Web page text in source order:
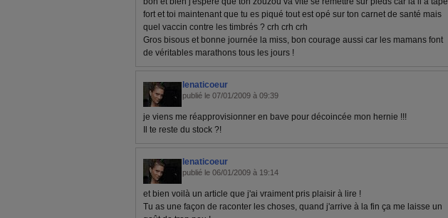
fort et toi maintenant que tu es piqué tout est opé sur ton carnet de santé mais
quel vaccin contre les timbrés ? crh crh crh
Gros bisous et bonne journée la miss, bon courage aussi car les mamans font
de véritables marathons tous les jours !
lenaticoeur
publié le 07/01/2009 à 09:39
je viens me réapprovisionner en bave pour décoincée mon hernie !!!
Il te reste du stock ?!
lenaticoeur
publié le 06/01/2009 à 19:14
et bien voilà un article que j'ai vraiment pris plaisir à lire !
Tu as une façon de raconter les choses, quand j'arrive à la fin ça me laisse un